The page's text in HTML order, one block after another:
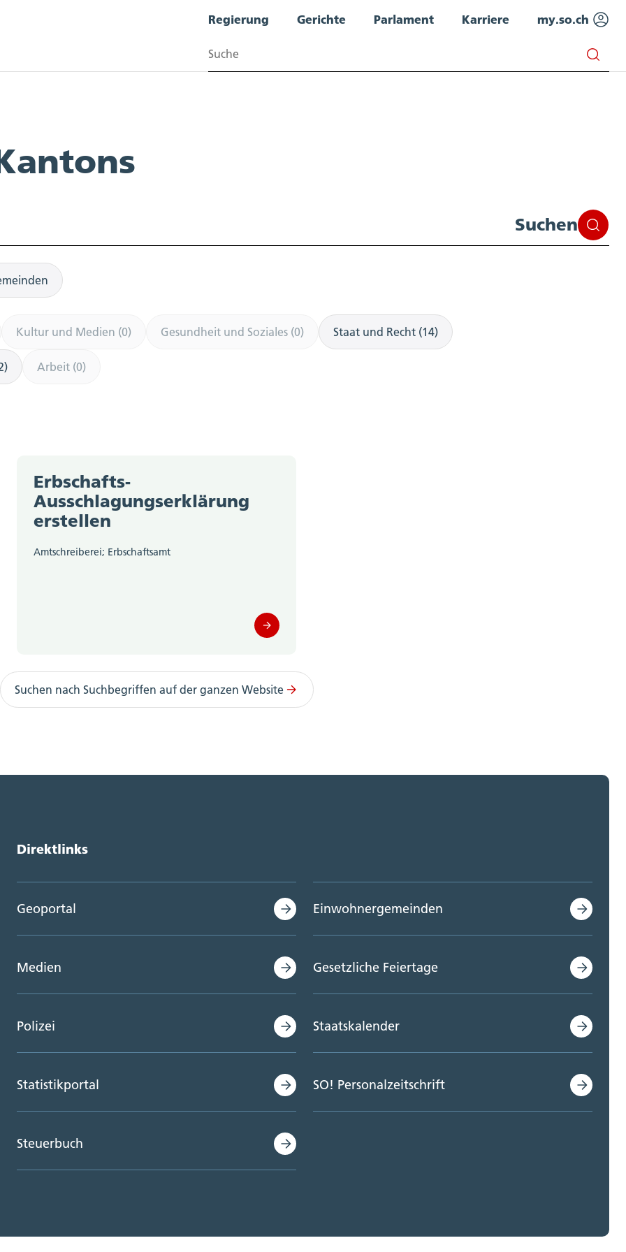
Regierung Gerichte Parlament Karriere my.so.ch
Suchen
Suchen
Kultur und Medien (0) Gesundheit und Soziales (0) Staat und Recht (14)
Arbeit (0)
Erbschafts-
Ausschlagungserklärung
erstellen
Amtschreiberei; Erbschaftsamt
Suchen nach Suchbegriffen auf der ganzen Website
Direktlinks
Geoportal
Medien
Polizei
Statistikportal
Steuerbuch
Einwohnergemeinden
Gesetzliche Feiertage
Staatskalender
SO! Personalzeitschrift